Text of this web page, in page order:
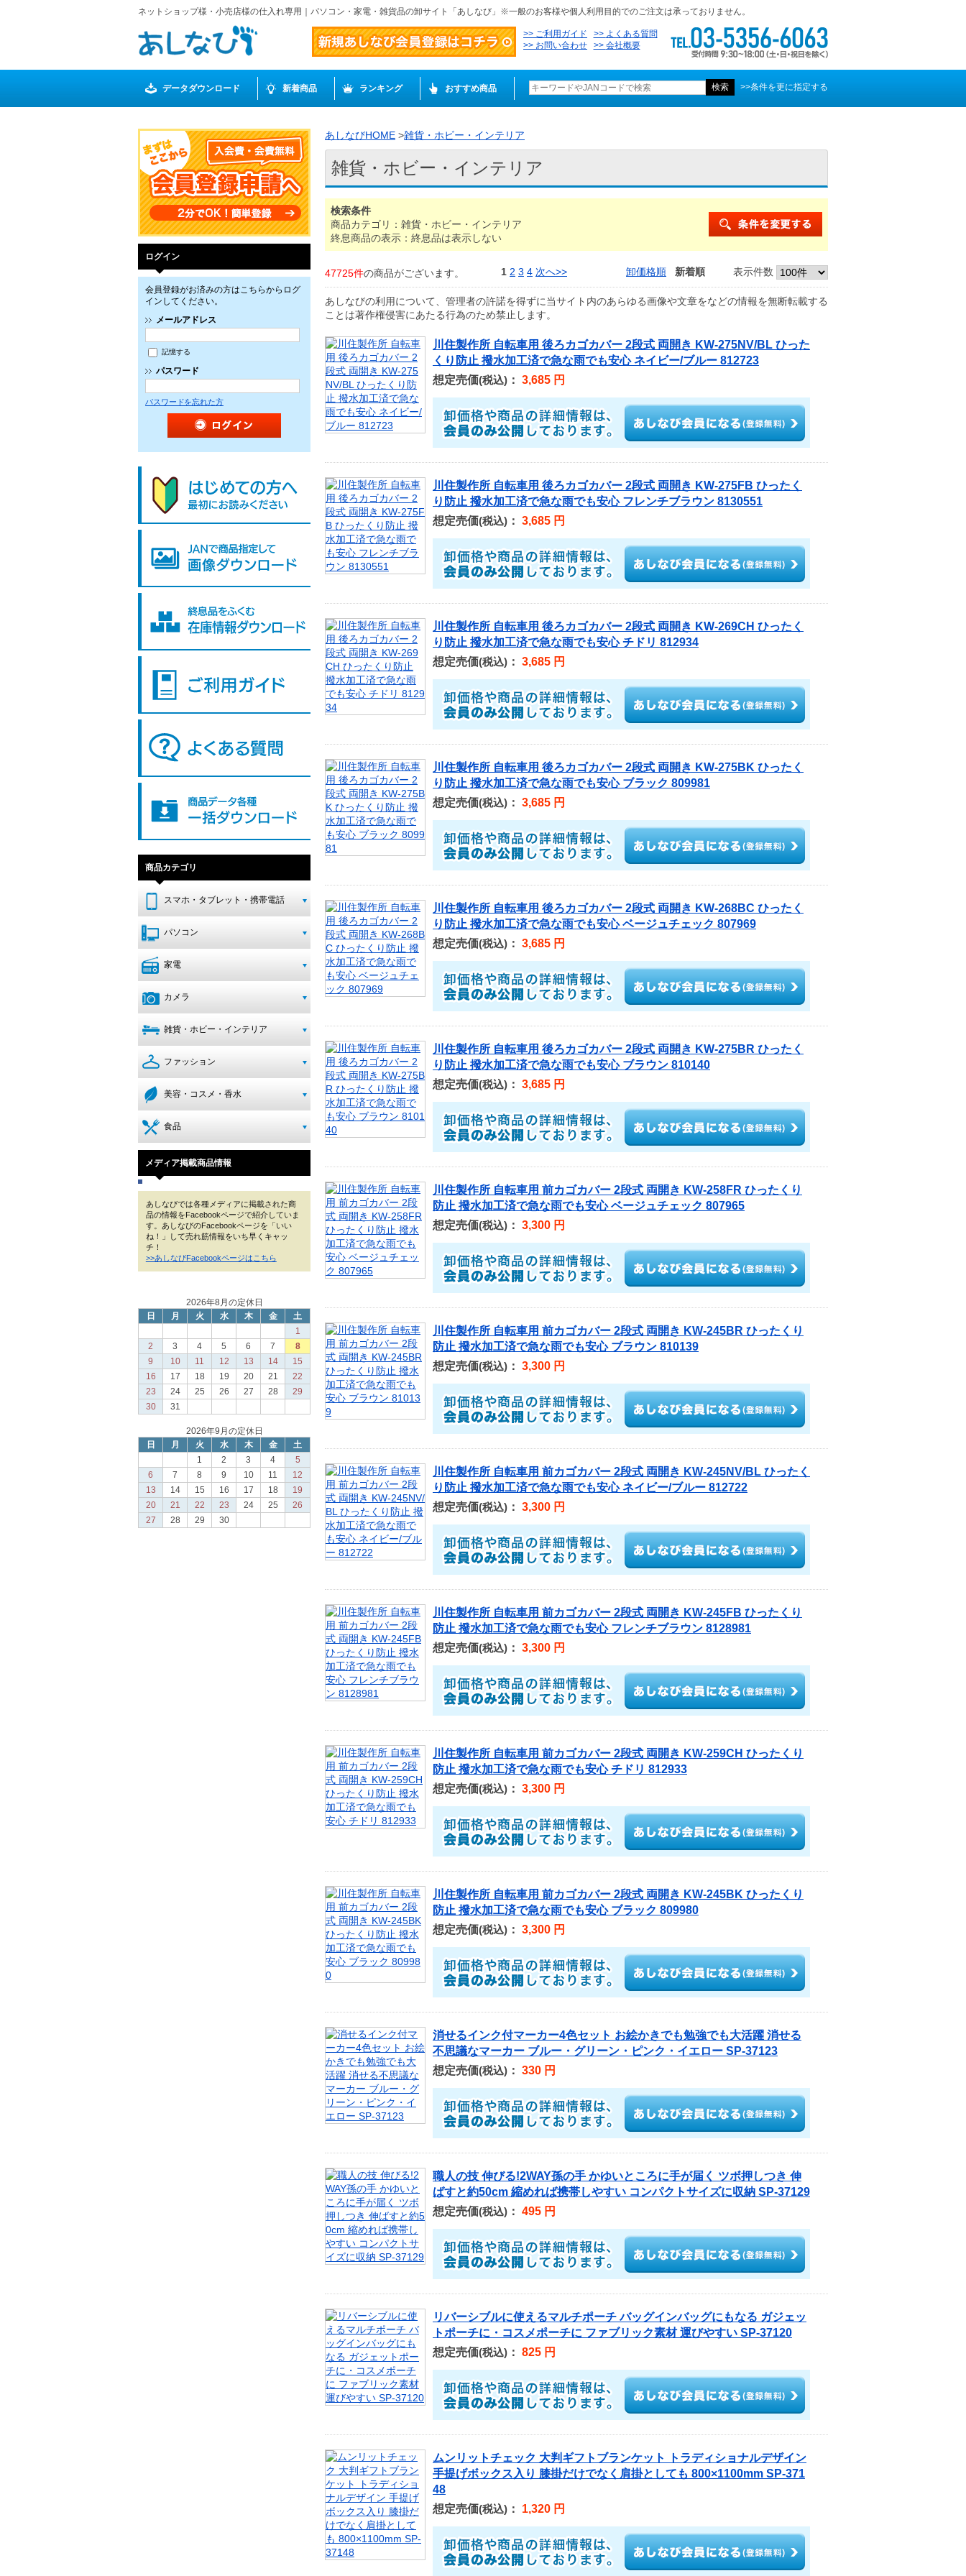
ネットショップ様・小売店様の仕入れ専用｜パソコン・家電・雑貨品の卸サイト「あしなび」※一般のお客様や個人利用目的でのご注文は承っておりません。
ご利用ガイド
よくある質問
お問い合わせ
会社概要
データダウンロード 新着商品 ランキング おすすめ商品 >>条件を更に指定する
ログイン
会員登録がお済みの方はこちらからログ
インしてください。
メールアドレス
記憶する
パスワード
パスワードを忘れた方
商品カテゴリ
スマホ・タブレット・携帯電話
パソコン
家電
カメラ
雑貨・ホビー・インテリア
ファッション
美容・コスメ・香水
食品
メディア掲載商品情報
あしなびでは各種メディアに掲載された商
品の情報をFacebookページで紹介していま
す。あしなびのFacebookページを「いい
ね！」して売れ筋情報をいち早くキャッ
チ！
>>あしなびFacebookページはこちら
2026年8月の定休日
日
月 火 水 木 金
土
1
2
3 4 5 6 7
8
9
10 11 12 13 14
15
16
17 18 19 20 21
22
23
24 25 26 27 28
29
30
31
2026年9月の定休日
日
月 火 水 木 金
土
1
2 3 4
5
6
7 8 9 10 11
12
13
14 15 16 17 18
19
20
21 22 23 24 25
26
27
28 29 30
あしなびHOME >雑貨・ホビー・インテリア
雑貨・ホビー・インテリア
検索条件
商品カテゴリ：雑貨・ホビー・インテリア
終息商品の表示：終息品は表示しない
47725件の商品がございます。 卸価格順 新着順 表示件数
1 2 3 4 次へ>>
あしなびの利用について、管理者の許諾を得ずに当サイト内のあらゆる画像や文章をなどの情報を無断転載する
ことは著作権侵害にあたる行為のため禁止します。
川住製作所 自転車用 後ろカゴカバー 2段式 両開き KW-275NV/BL ひった
くり防止 撥水加工済で急な雨でも安心 ネイビー/ブルー 812723
想定売価(税込) ： 3,685 円
川住製作所 自転車用 後ろカゴカバー 2段式 両開き KW-275FB ひったく
り防止 撥水加工済で急な雨でも安心 フレンチブラウン 8130551
想定売価(税込) ： 3,685 円
川住製作所 自転車用 後ろカゴカバー 2段式 両開き KW-269CH ひったく
り防止 撥水加工済で急な雨でも安心 チドリ 812934
想定売価(税込) ： 3,685 円
川住製作所 自転車用 後ろカゴカバー 2段式 両開き KW-275BK ひったく
り防止 撥水加工済で急な雨でも安心 ブラック 809981
想定売価(税込) ： 3,685 円
川住製作所 自転車用 後ろカゴカバー 2段式 両開き KW-268BC ひったく
り防止 撥水加工済で急な雨でも安心 ベージュチェック 807969
想定売価(税込) ： 3,685 円
川住製作所 自転車用 後ろカゴカバー 2段式 両開き KW-275BR ひったく
り防止 撥水加工済で急な雨でも安心 ブラウン 810140
想定売価(税込) ： 3,685 円
川住製作所 自転車用 前カゴカバー 2段式 両開き KW-258FR ひったくり
防止 撥水加工済で急な雨でも安心 ベージュチェック 807965
想定売価(税込) ： 3,300 円
川住製作所 自転車用 前カゴカバー 2段式 両開き KW-245BR ひったくり
防止 撥水加工済で急な雨でも安心 ブラウン 810139
想定売価(税込) ： 3,300 円
川住製作所 自転車用 前カゴカバー 2段式 両開き KW-245NV/BL ひったく
り防止 撥水加工済で急な雨でも安心 ネイビー/ブルー 812722
想定売価(税込) ： 3,300 円
川住製作所 自転車用 前カゴカバー 2段式 両開き KW-245FB ひったくり
防止 撥水加工済で急な雨でも安心 フレンチブラウン 8128981
想定売価(税込) ： 3,300 円
川住製作所 自転車用 前カゴカバー 2段式 両開き KW-259CH ひったくり
防止 撥水加工済で急な雨でも安心 チドリ 812933
想定売価(税込) ： 3,300 円
川住製作所 自転車用 前カゴカバー 2段式 両開き KW-245BK ひったくり
防止 撥水加工済で急な雨でも安心 ブラック 809980
想定売価(税込) ： 3,300 円
消せるインク付マーカー4色セット お絵かきでも勉強でも大活躍 消せる
不思議なマーカー ブルー・グリーン・ピンク・イエロー SP-37123
想定売価(税込) ： 330 円
職人の技 伸びる!2WAY孫の手 かゆいところに手が届く ツボ押しつき 伸
ばすと約50cm 縮めれば携帯しやすい コンパクトサイズに収納 SP-37129
想定売価(税込) ： 495 円
リバーシブルに使えるマルチポーチ バッグインバッグにもなる ガジェッ
トポーチに・コスメポーチに ファブリック素材 運びやすい SP-37120
想定売価(税込) ： 825 円
ムンリットチェック 大判ギフトブランケット トラディショナルデザイン
手提げボックス入り 膝掛だけでなく肩掛としても 800×1100mm SP-371
48
想定売価(税込) ： 1,320 円